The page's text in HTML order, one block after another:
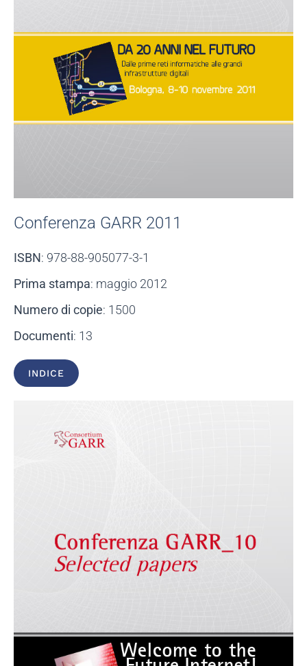
Conferenza GARR 2011
ISBN: 978-88-905077-3-1
Prima stampa: maggio 2012
Numero di copie: 1500
Documenti: 13
INDICE